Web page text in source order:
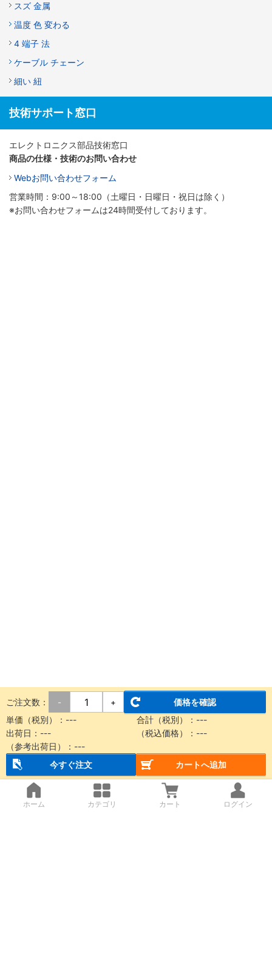
スズ 金属
温度 色 変わる
4 端子 法
ケーブル チェーン
細い 紐
技術サポート窓口
エレクトロニクス部品技術窓口
商品の仕様・技術のお問い合わせ
Webお問い合わせフォーム
営業時間：9:00～18:00（土曜日・日曜日・祝日は除く）
※お問い合わせフォームは24時間受付しております。
ご注文数： - +
価格を確認
単価（税別）： --- 合計（税別）： ---
出荷日： --- （税込価格）： ---
（参考出荷日）： ---
今すぐ注文
カートへ追加
ホーム カテゴリ カート ログイン